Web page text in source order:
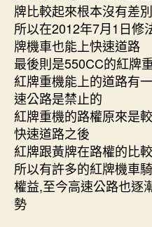
牌比較起來根本沒有差別
所以在2012年7月1日修
牌機車也能上快速道路
最後則是550CC的紅牌
紅牌重機能上的道路有
速公路是禁止的
紅牌重機的路權原來是
快速道路之後
紅牌跟黃牌在路權的比
所以有許多的紅牌機車
權益,至今高速公路也逐
勢